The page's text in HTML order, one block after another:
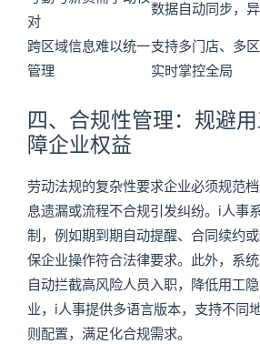
对
数据自动同步，
跨区域信息难以统一
管理
支持多门店、多
实时掌控全局
四、合规性管理：规避
障企业权益
劳动法规的复杂性要求企业必须规范
息遗漏或流程不合规引发纠纷。i人事
制，例如期到期自动提醒、合同续约
保企业操作符合法律要求。此外，系统
自动拦截高风险人员入职，降低用工
业，i人事提供多语言版本，支持不同
则配置，满足化合规需求。